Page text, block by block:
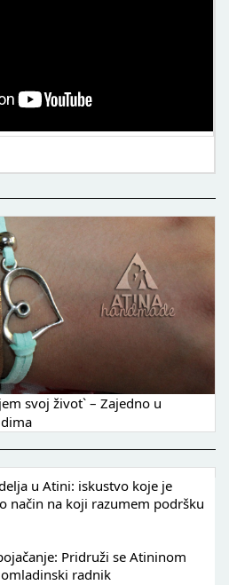
svoj život` – Zajedno u
u Atini: iskustvo koje je
način na koji razumem podršku
Pridruži se Atininom
radnik